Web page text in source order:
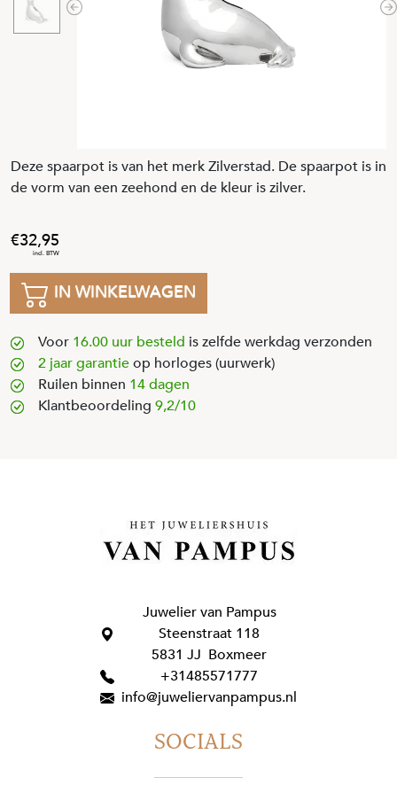
Previous
Deze spaarpot is van het merk Zilverstad. De spaarpot is in
de vorm van een zeehond en de kleur is zilver.
32,95
IN WINKELWAGEN
Voor 16.00 uur besteld is zelfde werkdag verzonden
2 jaar garantieop horloges (uurwerk)
Ruilen binnen 14 dagen
Klantbeoordeling 9,2/10
Juwelier van Pampus
Steenstraat 118
5831 JJ Boxmeer
+31485571777
info@juweliervanpampus.nl
SOCIALS